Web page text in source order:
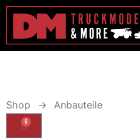
Shop → Anbauteile
0